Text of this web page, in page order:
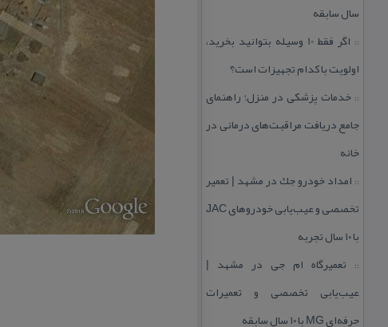
سال سابقه
::
اگر فقط 10 وسیله بتوانید بخرید،
اولویت با كدام تجهیزات است؟
:: خدمات پزشكی در منزل؛ راهنمای
جامع دریافت مراقبت‌های درمانی در
خانه
:: امداد خودرو جك در مشهد | تعمیر
تخصصی و عیب‌یابی خودروهای JAC
با ۱۰ سال تجربه
:: تعمیرگاه ام جی در مشهد |
عیب‌یابی تخصصی و تعمیرات
حرفه‌ای MG با ۱۰ سال سابقه